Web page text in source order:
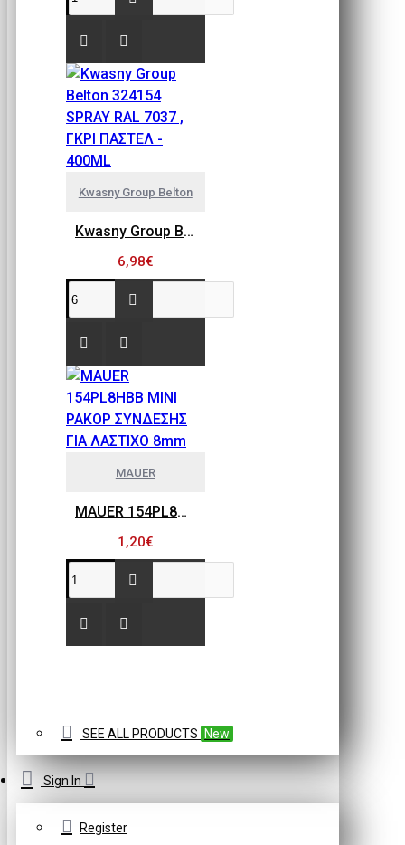
Kwasny Group Belton
Kwasny Group Belton 324154 SPRAY RAL 7037 , ΓΚΡΙ ΠΑΣΤΕΛ - 400ML
6,98€
MAUER
MAUER 154PL8HBB ΜΙΝΙ ΡΑΚΟΡ ΣΥΝΔΕΣΗΣ ΓΙΑ ΛΑΣΤΙΧΟ 8mm
1,20€
SEE ALL PRODUCTS New
Sign In
Register